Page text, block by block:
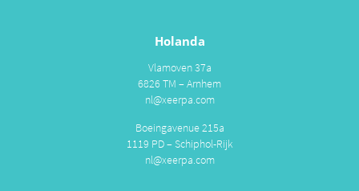
Holanda
Vlamoven 37a
6826 TM – Arnhem
nl@xeerpa.com
Boeingavenue 215a
1119 PD – Schiphol-Rijk
nl@xeerpa.com